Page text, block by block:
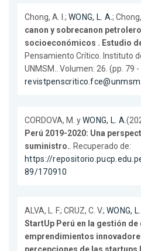
Chong, A. I.; WONG, L. A.;
canon y sobrecanon
socioeconómicos . Estudio
Pensamiento Crítico. Instituto
UNMSM.. Volumen: 26. (pp. 79
CORDOVA, M. yWONG, L. A.
Perú 2019-2020: Una
suministro.. Recuperado de:
https://
89/170910
ALVA, L. F.; CRUZ, C. V.; WONG,
StartUp Perú en la gestión
emprendimientos